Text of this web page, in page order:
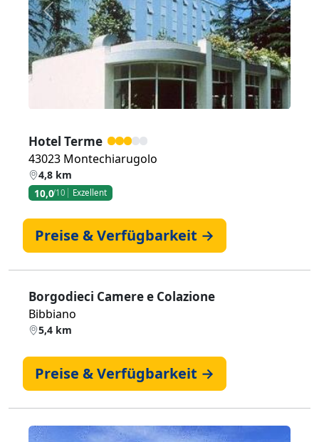
Zurück Weiter
Hotel Terme
43023 Montechiarugolo
4,8 km
10,0/10 Exzellent
Preise & Verfügbarkeit →
Borgodieci Camere e Colazione
Bibbiano
5,4 km
Preise & Verfügbarkeit →